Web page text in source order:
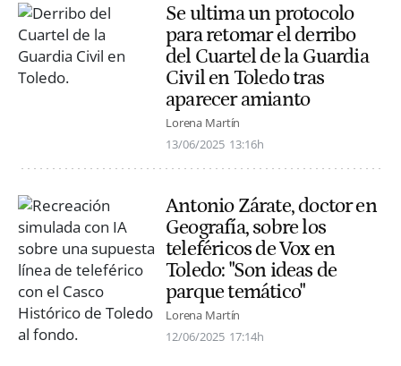
Se ultima un protocolo
para retomar el derribo
del Cuartel de la Guardia
Civil en Toledo tras
aparecer amianto
Lorena Martín
13/06/2025 13:16h
Antonio Zárate, doctor en
Geografía, sobre los
teleféricos de Vox en
Toledo: "Son ideas de
parque temático"
Lorena Martín
12/06/2025 17:14h